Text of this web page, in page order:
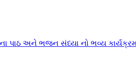
પાઠ અને ભજન સંધ્યા નો ભવ્ય